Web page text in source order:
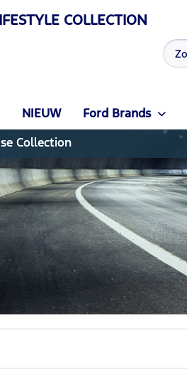
COLLECTION
NIEUW Ford Brands
Collection